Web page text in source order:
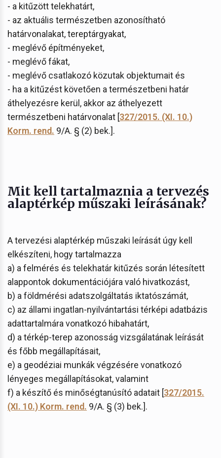
- a kitűzött telekhatárt,
- az aktuális természetben azonosítható
határvonalakat, tereptárgyakat,
- meglévő építményeket,
- meglévő fákat,
- meglévő csatlakozó közutak objektumait és
- ha a kitűzést követően a természetbeni határ
áthelyezésre kerül, akkor az áthelyezett
természetbeni határvonalat [327/2015. (XI. 10.)
Korm. rend. 9/A. § (2) bek.].
Mit kell tartalmaznia a tervezés
alaptérkép műszaki leírásának?
A tervezési alaptérkép műszaki leírását úgy kell
elkészíteni, hogy tartalmazza
a) a felmérés és telekhatár kitűzés során létesített
alappontok dokumentációjára való hivatkozást,
b) a földmérési adatszolgáltatás iktatószámát,
c) az állami ingatlan-nyilvántartási térképi adatbázis
adattartalmára vonatkozó hibahatárt,
d) a térkép-terep azonosság vizsgálatának leírását
és főbb megállapításait,
e) a geodéziai munkák végzésére vonatkozó
lényeges megállapításokat, valamint
f) a készítő és minőségtanúsító adatait [327/2015.
(XI. 10.) Korm. rend. 9/A. § (3) bek.].